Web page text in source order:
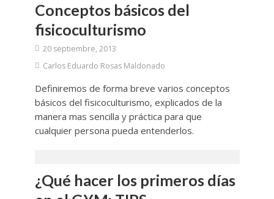
Conceptos básicos del
fisicoculturismo
20 septiembre, 2013
Carlos Eduardo Rosas Maldonado
Definiremos de forma breve varios conceptos
básicos del fisicoculturismo, explicados de la
manera mas sencilla y práctica para que
cualquier persona pueda entenderlos.
¿Qué hacer los primeros días